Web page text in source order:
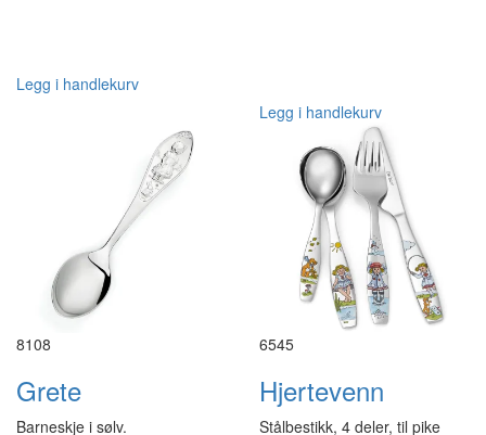
Legg i handlekurv
Legg i handlekurv
8108
Grete
Barneskje i sølv.
6545
Hjertevenn
Stålbestikk, 4 deler, til pike